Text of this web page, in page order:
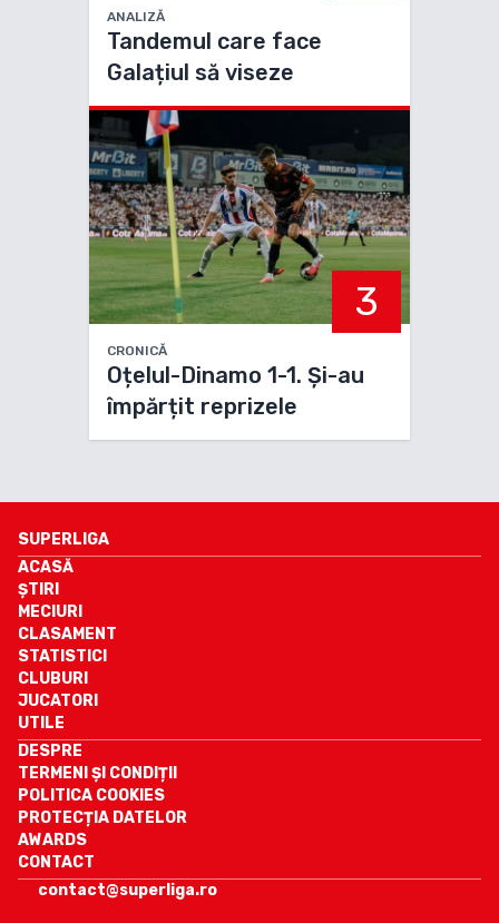
ANALIZĂ
Tandemul care face
Galațiul să viseze
3
CRONICĂ
Oțelul-Dinamo 1-1. Și-au
împărțit reprizele
SUPERLIGA
ACASĂ
ȘTIRI
MECIURI
CLASAMENT
STATISTICI
CLUBURI
JUCATORI
UTILE
DESPRE
TERMENI ȘI CONDIȚII
POLITICA COOKIES
PROTECȚIA DATELOR
AWARDS
CONTACT
contact@superliga.ro